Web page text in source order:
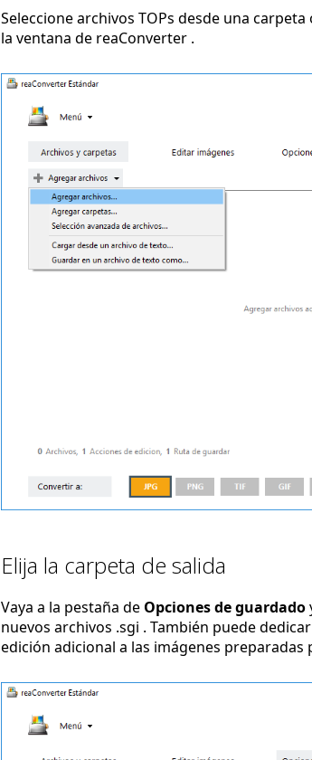
Seleccione archivos TOPs desde una
la ventana de reaConverter .
Elija la carpeta de salida
Vaya a la pestaña de Opciones de guardado
nuevos archivos .sgi . También puede
edición adicional a las imágenes preparadas